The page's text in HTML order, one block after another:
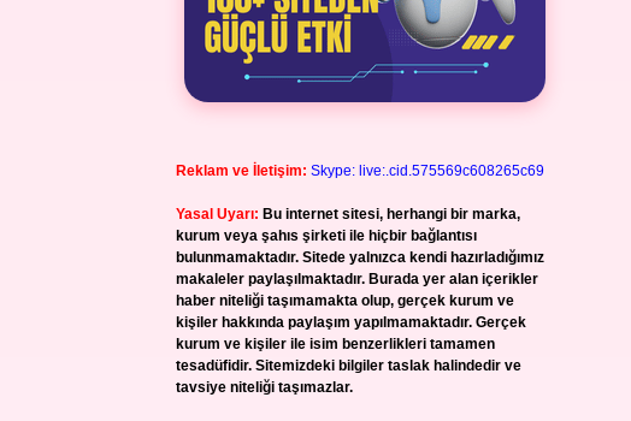
Reklam ve İletişim: Skype: live:.cid.575569c608265c69
Yasal Uyarı: Bu internet sitesi, herhangi bir marka,
kurum veya şahıs şirketi ile hiçbir bağlantısı
bulunmamaktadır. Sitede yalnızca kendi hazırladığımız
makaleler paylaşılmaktadır. Burada yer alan içerikler
haber niteliği taşımamakta olup, gerçek kurum ve
kişiler hakkında paylaşım yapılmamaktadır. Gerçek
kurum ve kişiler ile isim benzerlikleri tamamen
tesadüfidir. Sitemizdeki bilgiler taslak halindedir ve
tavsiye niteliği taşımazlar.